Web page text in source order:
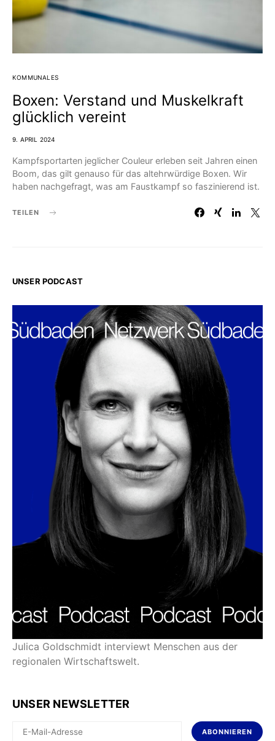
KOMMUNALES
Boxen: Verstand und Muskelkraft
glücklich vereint
9. APRIL 2024
Kampfsportarten jeglicher Couleur erleben seit Jahren einen
Boom, das gilt genauso für das altehrwürdige Boxen. Wir
haben nachgefragt, was am Faustkampf so faszinierend ist.
TEILEN
UNSER PODCAST
Julica Goldschmidt interviewt Menschen aus der
regionalen Wirtschaftswelt.
UNSER NEWSLETTER
ABONNIEREN